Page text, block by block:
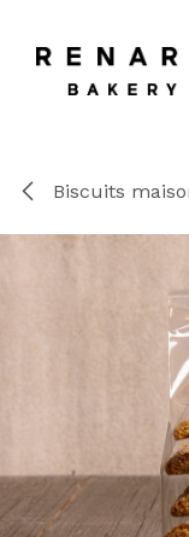
Biscuits